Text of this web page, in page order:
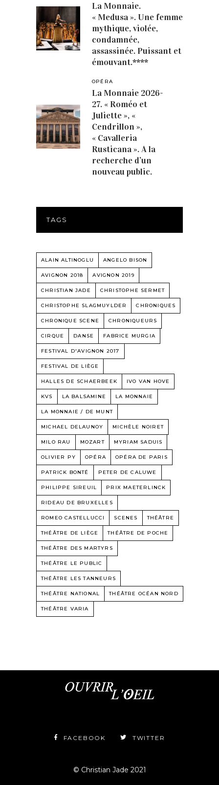
La Monnaie.
« Medusa ». Une femme
mythique, violée,
condamnée,
assassinée. Puissant et
émouvant.****
OPÉRA
La Monnaie 2026-
27. « Roméo et
Juliette », «
Cendrillon »,
« Cavalleria
Rusticana ». A la
recherche d’un
nouveau public.
TAGS
ALAIN ALTINOGLU ANGELO BISON
AVIGNON 2018 AVIGNON 2019
CHRISTIAN JADE CHRISTOPHE SERMET
CHRISTOPHE SLAGMUYLDER CHRONIQUES
CHRONIQUE SCENE CHRONIQUEURS
CIRQUE DANSE FABRICE MURGIA
FESTIVAL D'AVIGNON 2017
FESTIVAL DE LIÈGE
HALLES DE SCHAERBEEK IVO VAN HOVE
KVS LA BALSAMINE LA MONNAIE
LA MONNAIE / DE MUNT
MICHAEL DELAUNOY MICHÈLE NOIRET
MILO RAU MOZART MYRIAM SADUIS
OLIVIER PY OPÉRA OPÉRA DE PARIS
PATRICK BONTÉ PETER DE CALUWE
PHILIPPE SIREUIL PRIX MAETERLINCK
RIDEAU DE BRUXELLES
ROMEO CASTELLUCCI SCENES THÉÂTRE
THÉÂTRE DE LIÈGE THÉÂTRE DE POCHE
THÉÂTRE DES MARTYRS
THÉÂTRE LE PUBLIC
THÉÂTRE LES TANNEURS
THÉÂTRE NATIONAL THÉÂTRE OCÉAN NORD
THÉÂTRE VARIA
FACEBOOK TWITTER
© Christian Jade 2021